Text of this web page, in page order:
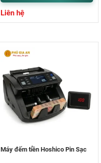
Liên hệ
Máy đếm tiền Hoshico Pin Sạc